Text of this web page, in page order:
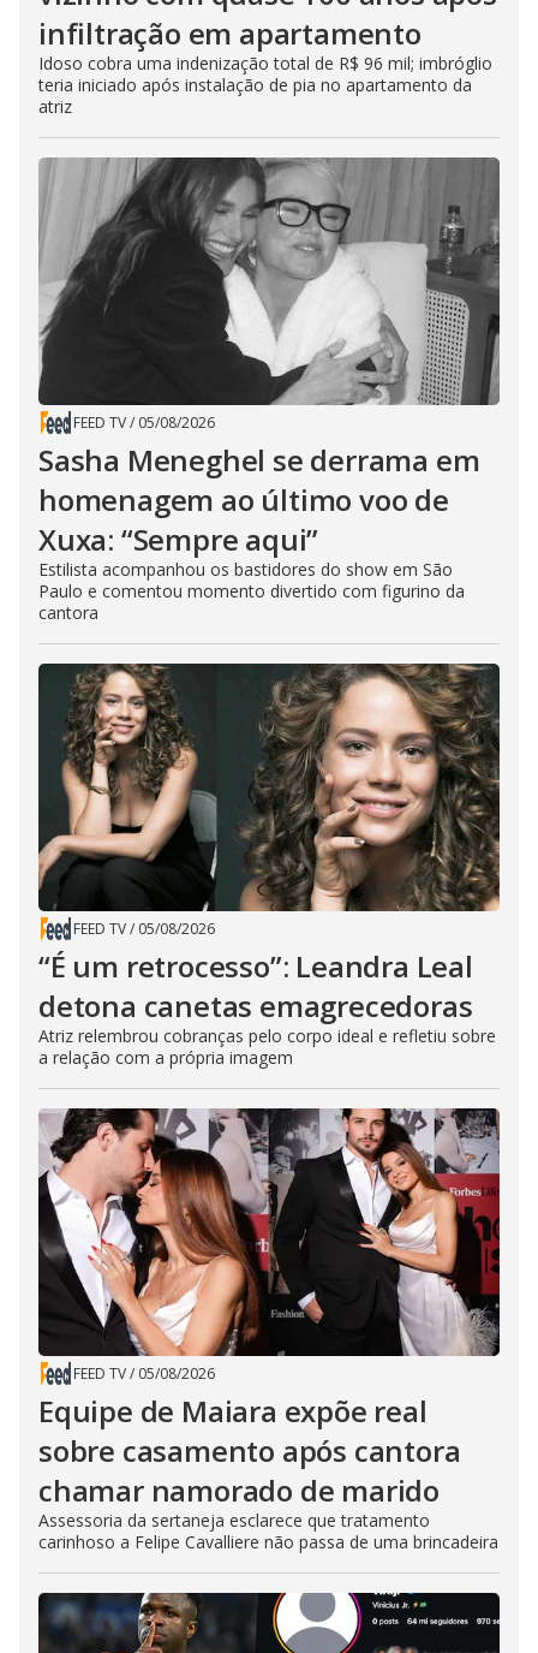
infiltração em apartamento
Idoso cobra uma indenização total de R$ 96 mil; imbróglio
teria iniciado após instalação de pia no apartamento da
atriz
FEED TV/ 05/08/2026
Sasha Meneghel se derrama em
homenagem ao último voo de
Xuxa: “Sempre aqui”
Estilista acompanhou os bastidores do show em São
Paulo e comentou momento divertido com figurino da
cantora
FEED TV/ 05/08/2026
“É um retrocesso”: Leandra Leal
detona canetas emagrecedoras
Atriz relembrou cobranças pelo corpo ideal e refletiu sobre
a relação com a própria imagem
FEED TV/ 05/08/2026
Equipe de Maiara expõe real
sobre casamento após cantora
chamar namorado de marido
Assessoria da sertaneja esclarece que tratamento
carinhoso a Felipe Cavalliere não passa de uma brincadeira